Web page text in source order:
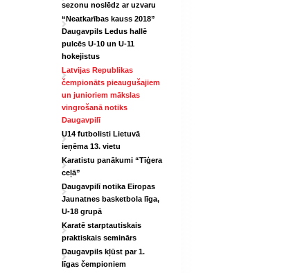
sezonu noslēdz ar uzvaru
“Neatkarības kauss 2018”
Daugavpils Ledus hallē
pulcēs U-10 un U-11
hokejistus
Latvijas Republikas
čempionāts pieaugušajiem
un junioriem mākslas
vingrošanā notiks
Daugavpilī
U14 futbolisti Lietuvā
ieņēma 13. vietu
Karatistu panākumi “Tīģera
ceļā”
Daugavpilī notika Eiropas
Jaunatnes basketbola līga,
U-18 grupā
Karatē starptautiskais
praktiskais seminārs
Daugavpils kļūst par 1.
līgas čempioniem